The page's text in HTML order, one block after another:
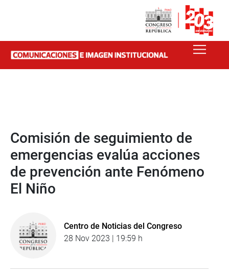
Comisión de seguimiento de
emergencias evalúa acciones
de prevención ante Fenómeno
El Niño
Centro de Noticias del Congreso
28 Nov 2023 | 19:59 h